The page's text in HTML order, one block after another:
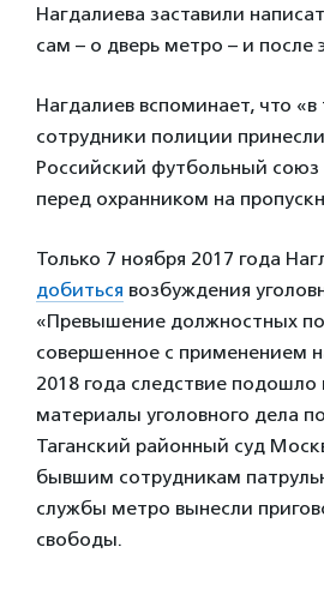
Нагдалиева заставили
сам – о дверь метро – и после
Нагдалиев вспоминает, что
сотрудники полиции
Российский футбольный союз
перед охранником на
Только 7 ноября 2017 года
добиться возбуждения
«Превышение должностных
совершенное с применением
2018 года следствие подошло
материалы уголовного дела
Таганский районный суд
бывшим сотрудникам
службы метро вынесли
свободы.